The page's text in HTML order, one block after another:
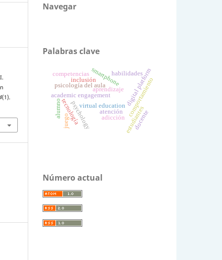
(1).
Navegar
Palabras clave
academic engagement
virtual educationdigital platform
psychology
aprendizaje comportamiento
atención
psicología del aula
adicción
smartphonehabilidades
tecnología estudiantes
inclusión
competencias
docente
alumno
juego
Número actual